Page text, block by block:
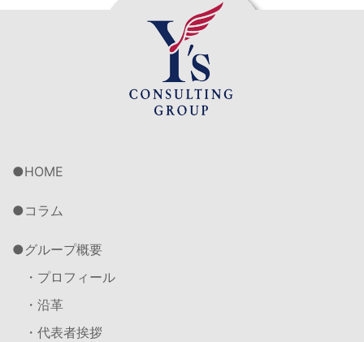
HOME
コラム
グループ概要
・プロフィール
・沿革
・代表者挨拶